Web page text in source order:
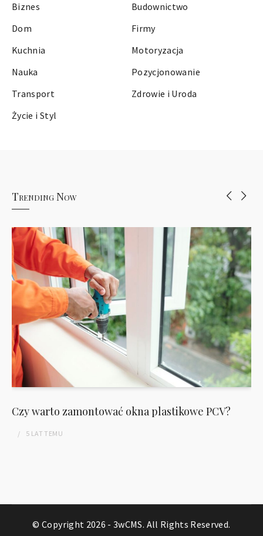
Biznes
Budownictwo
Dom
Firmy
Kuchnia
Motoryzacja
Nauka
Pozycjonowanie
Transport
Zdrowie i Uroda
Życie i Styl
Trending Now
Czy warto zamontować okna plastikowe PCV?
5 LAT TEMU
© Copyright 2026 -3wCMS. All Rights Reserved.